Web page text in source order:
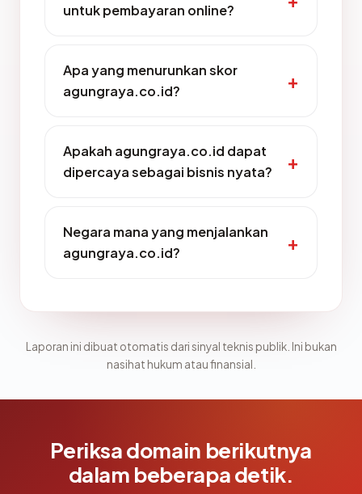
untuk pembayaran online?
Apa yang menurunkan skor
agungraya.co.id?
Apakah agungraya.co.id dapat
dipercaya sebagai bisnis nyata?
Negara mana yang menjalankan
agungraya.co.id?
Laporan ini dibuat otomatis dari sinyal teknis publik. Ini bukan
nasihat hukum atau finansial.
Periksa domain berikutnya
dalam beberapa detik.